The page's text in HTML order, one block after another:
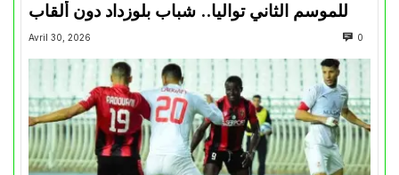
للموسم الثاني تواليا.. شباب بلوزداد دون ألقاب
Avril 30, 2026 0